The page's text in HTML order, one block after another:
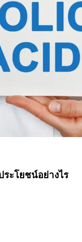
ระโยชน์อย่างไร